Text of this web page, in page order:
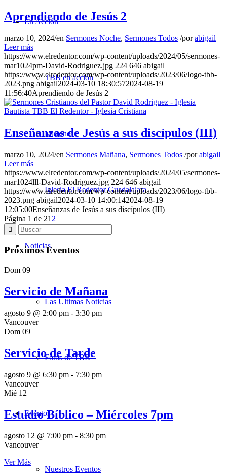
En Acción
TBB en acción
Misiones
Iglesia El Redentor Guadalajara
Noticias
Las Últimas Noticias
Fotos de TBB
Eventos
Nuestros Eventos
Aprendiendo de Jesús 2
marzo 10, 2024/en Sermones Noche, Sermones Todos /porabigail
Leer más
https://www.elredentor.com/wp-content/uploads/2024/05/sermones-
mar1024pm-David-Rodriguez.jpg 224 646 abigail
https://www.elredentor.com/wp-content/uploads/2023/06/logo-tbb-
2023.png abigail2024-03-10 18:30:572024-08-19
11:56:40Aprendiendo de Jesús 2
Enseñanzas de Jesús a sus discípulos (III)
marzo 10, 2024/en Sermones Mañana, Sermones Todos /porabigail
Leer más
https://www.elredentor.com/wp-content/uploads/2024/05/sermones-
mar1024lll-David-Rodriguez.jpg 224 646 abigail
https://www.elredentor.com/wp-content/uploads/2023/06/logo-tbb-
2023.png abigail2024-03-10 14:00:142024-08-19
12:05:00Enseñanzas de Jesús a sus discípulos (III)
Página 1 de 21 2
Próximos Eventos
Dom 09
Servicio de Mañana
agosto 9 @ 2:00 pm - 3:30 pm
Vancouver
Dom 09
Servicio de Tarde
agosto 9 @ 6:30 pm - 7:30 pm
Vancouver
Mié 12
Estudio Bíblico – Miércoles 7pm
agosto 12 @ 7:00 pm - 8:30 pm
Vancouver
Ver Más